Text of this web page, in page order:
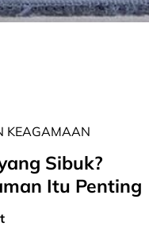
KEAGAMAAN
Sibuk?
Itu Penting